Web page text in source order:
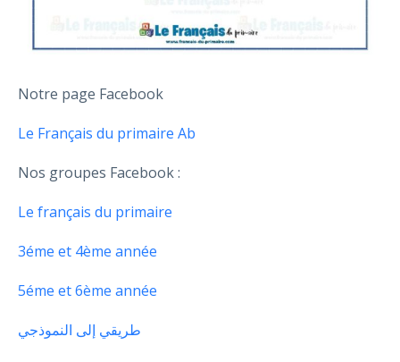
Notre page Facebook
Le Français du primaire Ab
Nos groupes Facebook :
Le français du primaire
3éme et 4ème année
5éme et 6ème année